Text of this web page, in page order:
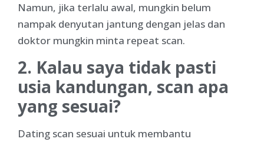
Namun, jika terlalu awal, mungkin belum
nampak denyutan jantung dengan jelas dan
doktor mungkin minta repeat scan.
2. Kalau saya tidak pasti
usia kandungan, scan apa
yang sesuai?
Dating scan sesuai untuk membantu